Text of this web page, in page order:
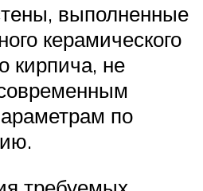
выполненные
керамического
кирпича, не
по